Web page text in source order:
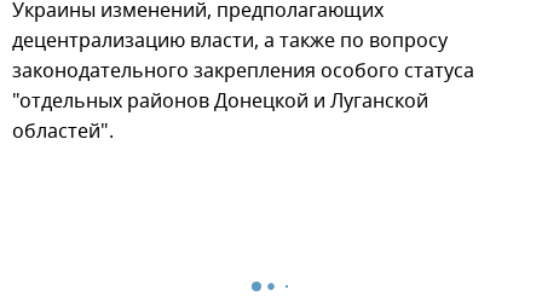
Украины изменений, предполагающих
децентрализацию власти, а также по вопросу
законодательного закрепления особого статуса
"отдельных районов Донецкой и Луганской
областей".